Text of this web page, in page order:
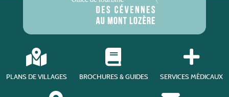
PLANS DE VILLAGES BROCHURES & GUIDES SERVICES MÉDICAUX